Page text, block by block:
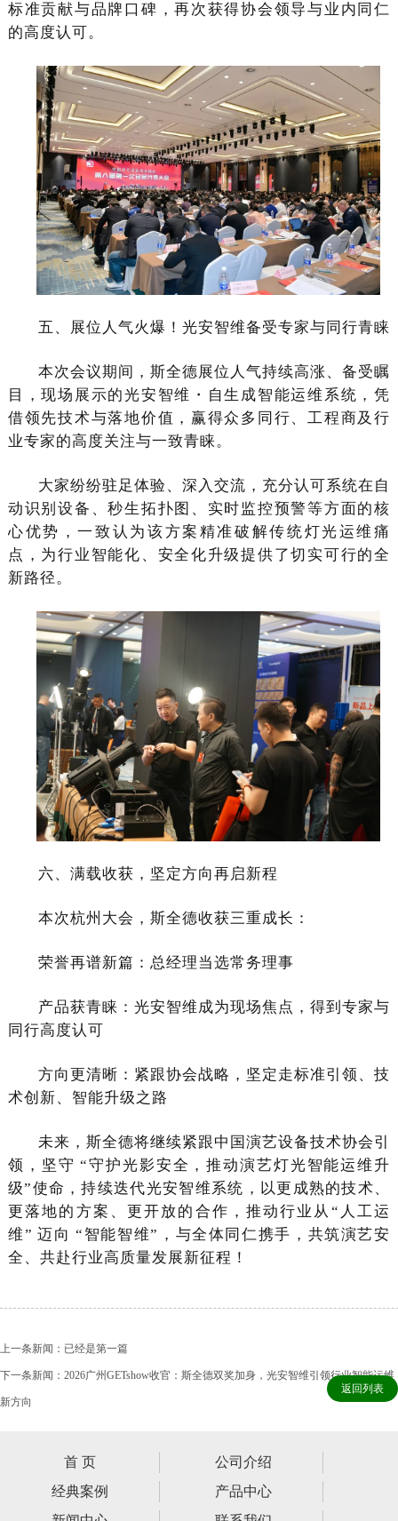
标准贡献与品牌口碑，再次获得协会领导与业内同仁
的高度认可。
五、展位人气火爆！光安智维备受专家与同行青睐
本次会议期间，斯全德展位人气持续高涨、备受瞩
目，现场展示的光安智维・自生成智能运维系统，凭
借领先技术与落地价值，赢得众多同行、工程商及行
业专家的高度关注与一致青睐。
大家纷纷驻足体验、深入交流，充分认可系统在自
动识别设备、秒生拓扑图、实时监控预警等方面的核
心优势，一致认为该方案精准破解传统灯光运维痛
点，为行业智能化、安全化升级提供了切实可行的全
新路径。
六、满载收获，坚定方向再启新程
本次杭州大会，斯全德收获三重成长：
荣誉再谱新篇： 总经理当选常务理事
产品获青睐： 光安智维成为现场焦点，得到专家与
同行高度认可
方向更清晰： 紧跟协会战略，坚定走标准引领、技
术创新、智能升级之路
未来，斯全德将继续紧跟中国演艺设备技术协会引
领，坚守 “守护光影安全，推动演艺灯光智能运维升
级”使命，持续迭代光安智维系统，以更成熟的技术、
更落地的方案、更开放的合作，推动行业从“人工运
维” 迈向 “智能智维”，与全体同仁携手，共筑演艺安
全、共赴行业高质量发展新征程！
上一条新闻：已经是第一篇
下一条新闻：2026广州GETshow收官：斯全德双奖加身，光安智维引领行业智能运维
新方向
返回列表
首 页
公司介绍
经典案例
产品中心